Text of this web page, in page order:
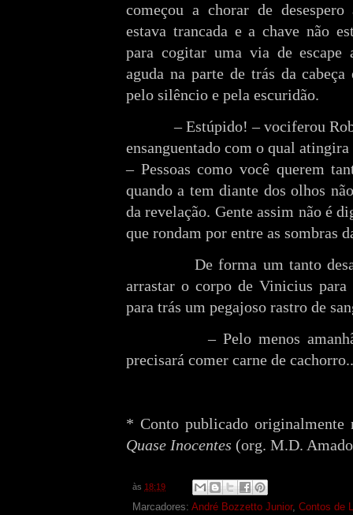
começou a chorar de
estava trancada e a chave não
para cogitar uma via de escape
aguda na parte de trás da
pelo silêncio e pela escuridão.
– Estúpido! – vociferou
ensanguentado com o qual
– Pessoas como você querem
quando a tem diante dos olhos
da revelação. Gente assim não é
que rondam por entre as sombras
De forma um tanto
arrastar o corpo de Vinicius
para trás um pegajoso rastro de
– Pelo menos
precisará comer carne de
* Conto publicado
Quase Inocentes (org. M.D.
às 18:19
Marcadores: André Bozzetto Junior, Contos de